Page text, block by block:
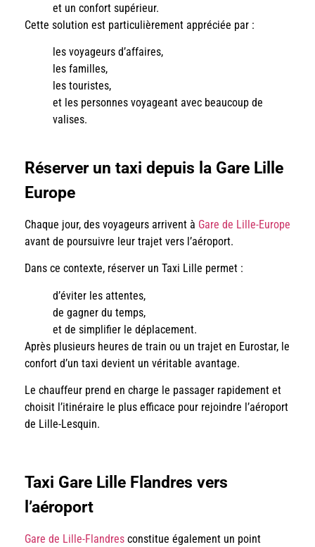
et un confort supérieur.
Cette solution est particulièrement appréciée par :
les voyageurs d’affaires,
les familles,
les touristes,
et les personnes voyageant avec beaucoup de
valises.
Réserver un taxi depuis la Gare Lille
Europe
Chaque jour, des voyageurs arrivent à Gare de Lille-Europe
avant de poursuivre leur trajet vers l’aéroport.
Dans ce contexte, réserver un Taxi Lille permet :
d’éviter les attentes,
de gagner du temps,
et de simplifier le déplacement.
Après plusieurs heures de train ou un trajet en Eurostar, le
confort d’un taxi devient un véritable avantage.
Le chauffeur prend en charge le passager rapidement et
choisit l’itinéraire le plus efficace pour rejoindre l’aéroport
de Lille-Lesquin.
Taxi Gare Lille Flandres vers
l’aéroport
Gare de Lille-Flandres constitue également un point